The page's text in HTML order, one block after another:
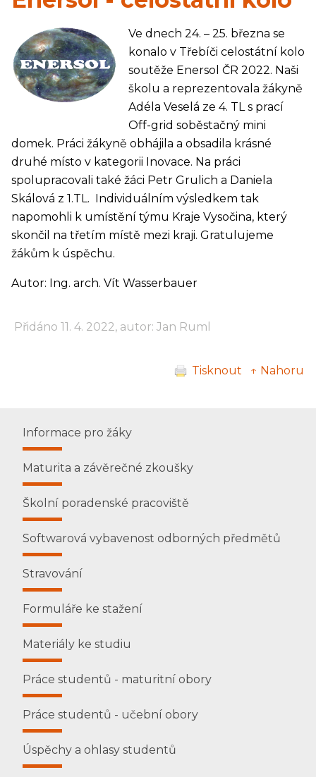
Ve dnech 24. – 25. března se
konalo v Třebíči celostátní kolo
soutěže Enersol ČR 2022. Naši
školu a reprezentovala žákyně
Adéla Veselá ze 4. TL s prací
Off-grid soběstačný mini
domek. Práci žákyně obhájila a obsadila krásné
druhé místo v kategorii Inovace. Na práci
spolupracovali také žáci Petr Grulich a Daniela
Skálová z 1.TL. Individuálním výsledkem tak
napomohli k umístění týmu Kraje Vysočina, který
skončil na třetím místě mezi kraji. Gratulujeme
žákům k úspěchu.
Autor: Ing. arch. Vít Wasserbauer
Přidáno 11. 4. 2022, autor: Jan Ruml
Tisknout ↑ Nahoru
Informace pro žáky
Maturita a závěrečné zkoušky
Školní poradenské pracoviště
Softwarová vybavenost odborných předmětů
Stravování
Formuláře ke stažení
Materiály ke studiu
Práce studentů - maturitní obory
Práce studentů - učební obory
Úspěchy a ohlasy studentů